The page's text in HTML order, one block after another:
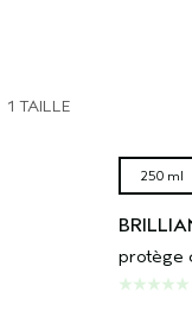
1 TAILLE
250 ml
protège